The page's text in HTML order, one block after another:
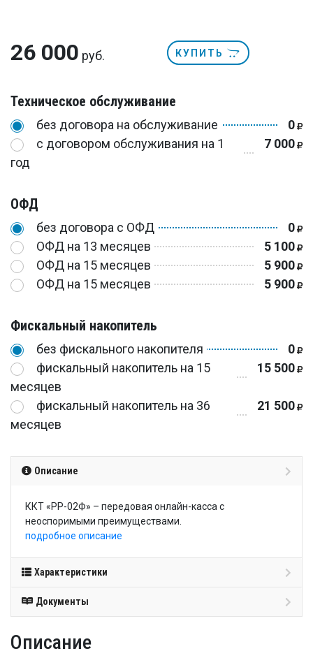
26 000 руб. КУПИТЬ
Техническое обслуживание
без договора на обслуживание
0
с договором обслуживания на 1
год
7 000
ОФД
без договора с ОФД
0
ОФД на 13 месяцев
5 100
ОФД на 15 месяцев
5 900
ОФД на 15 месяцев
5 900
Фискальный накопитель
без фискального накопителя
0
фискальный накопитель на 15
месяцев
15 500
фискальный накопитель на 36
месяцев
21 500
Описание
ККТ «РР-02Ф» – передовая онлайн-касса с
неоспоримыми преимуществами.
подробное описание
Характеристики
Документы
Описание